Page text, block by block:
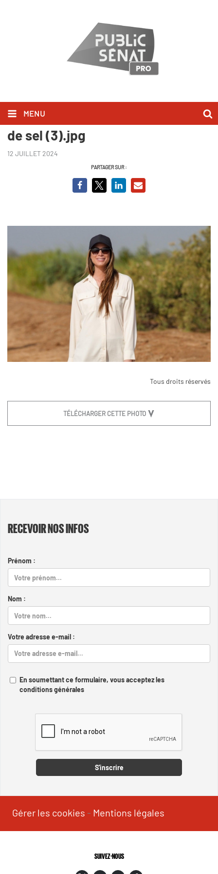
MENU
A la vie à la terre - Sénégal, terre
de sel (3).jpg
12 JUILLET 2024
PARTAGER SUR :
Tous droits réservés
TÉLÉCHARGER CETTE PHOTO
RECEVOIR NOS INFOS
Prénom :
Nom :
Votre adresse e-mail :
En soumettant ce formulaire, vous acceptez les
conditions générales
S'inscrire
Gérer les cookies - Mentions légales
SUIVEZ-NOUS